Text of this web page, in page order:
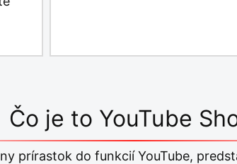
Čo je to YouTube
prírastok do funkcií YouTube,